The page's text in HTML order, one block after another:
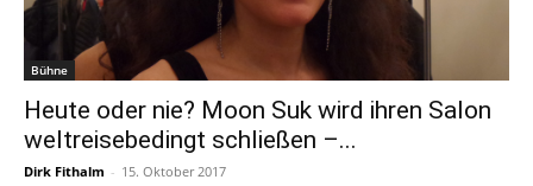
Bühne
Heute oder nie? Moon Suk wird ihren Salon
weltreisebedingt schließen –...
Dirk Fithalm - 15. Oktober 2017